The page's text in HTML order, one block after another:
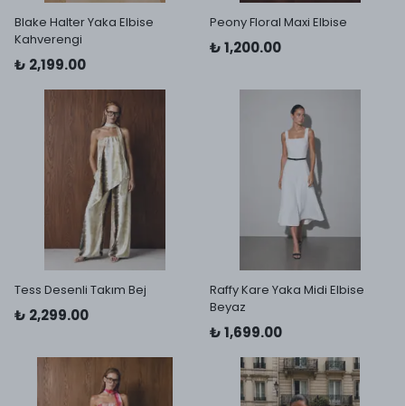
Blake Halter Yaka Elbise
Kahverengi
₺ 2,199.00
Peony Floral Maxi Elbise
₺ 1,200.00
Tess Desenli Takım Bej
₺ 2,299.00
Raffy Kare Yaka Midi Elbise
Beyaz
₺ 1,699.00